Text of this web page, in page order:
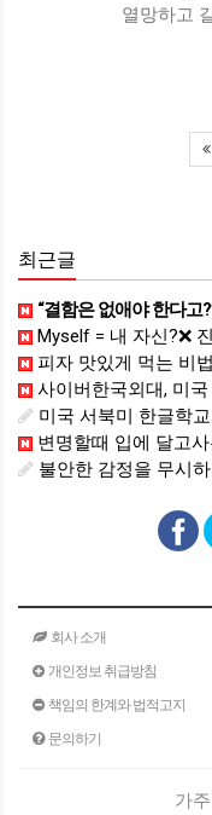
열망하고
최근글
“결함은 없애야 한다고?” 양자 연구자가 밝힌 신비: 없애려던 흠이 무
Myself = 내 자신?❌
피자 맛있게 먹는 비
사이버한국외대, 미국 첫 교육거점 구
미국 서북미 한글학교와
변명할때 입에 달고사
불안한 감정을 무시
회사 소개
개인정보 취급방침
책임의 한계와 법적고지
문의하기
가